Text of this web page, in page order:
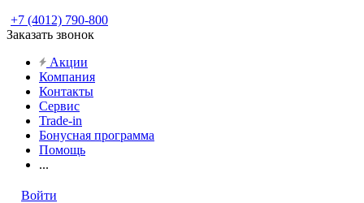
+7 (4012) 790-800
Заказать звонок
Акции
Компания
Контакты
Сервис
Trade-in
Бонусная программа
Помощь
...
Войти